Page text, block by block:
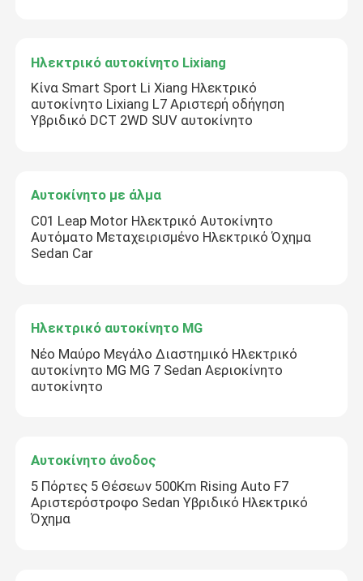
Ηλεκτρικό αυτοκίνητο Lixiang
Κίνα Smart Sport Li Xiang Ηλεκτρικό
αυτοκίνητο Lixiang L7 Αριστερή οδήγηση
Υβριδικό DCT 2WD SUV αυτοκίνητο
Αυτοκίνητο με άλμα
C01 Leap Motor Ηλεκτρικό Αυτοκίνητο
Αυτόματο Μεταχειρισμένο Ηλεκτρικό Όχημα
Sedan Car
Ηλεκτρικό αυτοκίνητο MG
Νέο Μαύρο Μεγάλο Διαστημικό Ηλεκτρικό
αυτοκίνητο MG MG 7 Sedan Αεριοκίνητο
αυτοκίνητο
Αυτοκίνητο άνοδος
5 Πόρτες 5 Θέσεων 500Km Rising Auto F7
Αριστερόστροφο Sedan Υβριδικό Ηλεκτρικό
Όχημα